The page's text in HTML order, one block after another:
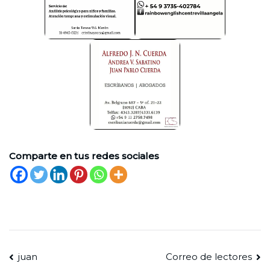
Comparte en tus redes sociales
Navegación
juan Correo de lectores